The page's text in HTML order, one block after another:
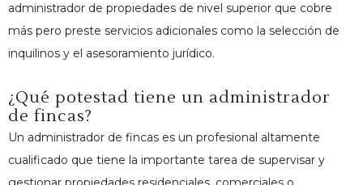
administrador de propiedades de nivel superior que cobre
más pero preste servicios adicionales como la selección de
inquilinos y el asesoramiento jurídico.
¿Qué potestad tiene un administrador
de fincas?
Un administrador de fincas es un profesional altamente
cualificado que tiene la importante tarea de supervisar y